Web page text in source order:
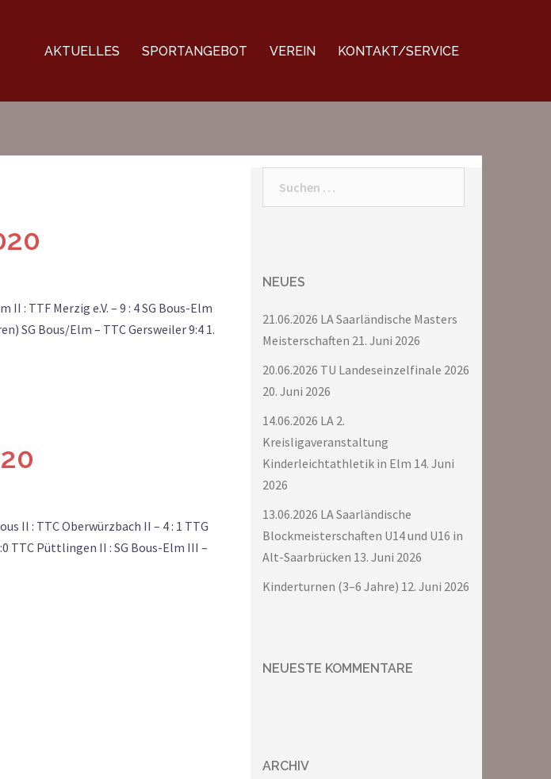
AKTUELLES SPORTANGEBOT VEREIN KONTAKT/SERVICE
: TTF Merzig e.V. – 9 : 4 SG Bous-Elm
SG Bous/Elm – TTC Gersweiler 9:4 1.
II : TTC Oberwürzbach II – 4 : 1 TTG
TTC Püttlingen II : SG Bous-Elm III –
NEUES
21.06.2026 LA Saarländische Masters
Meisterschaften 21. Juni 2026
20.06.2026 TU Landeseinzelfinale 2026
20. Juni 2026
14.06.2026 LA 2.
Kreisligaveranstaltung
Kinderleichtathletik in Elm 14. Juni
2026
13.06.2026 LA Saarländische
Blockmeisterschaften U14 und U16 in
Alt-Saarbrücken 13. Juni 2026
Kinderturnen (3–6 Jahre) 12. Juni 2026
NEUESTE KOMMENTARE
ARCHIV